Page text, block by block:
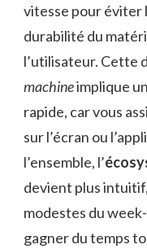
vitesse pour éviter
durabilité du
l’utilisateur. Cette
machineimplique
rapide, car vous
sur l’écran ou
l’ensemble, l’
devient plus
modestes du
gagner du temps